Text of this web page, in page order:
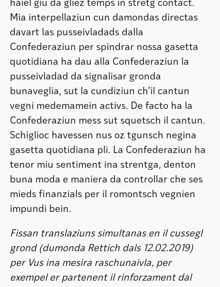
haiel giu da gliez temps in stretg contact.
Mia interpellaziun cun damondas directas
davart las pusseivladads dalla
Confederaziun per spindrar nossa gasetta
quotidiana ha dau alla Confederaziun la
pusseivladad da signalisar gronda
bunaveglia, sut la cundiziun ch’il cantun
vegni medemamein activs. De facto ha la
Confederaziun mess sut squetsch il cantun.
Schiglioc havessen nus oz tgunsch negina
gasetta quotidiana pli. La Confederaziun ha
tenor miu sentiment ina strentga, denton
buna moda e maniera da controllar che ses
mieds finanzials per il romontsch vegnien
impundi bein.
Fissan translaziuns simultanas en il cussegl
grond (dumonda Rettich dals 12.02.2019)
per Vus ina mesira raschunaivla, per
exempel er partenent il rinforzament dal